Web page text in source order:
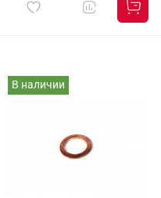
В наличии